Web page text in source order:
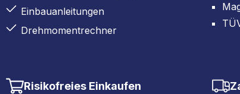
Einbauanleitungen
Drehmomentrechner
Risikofreies Einkaufen